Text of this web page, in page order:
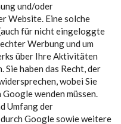
und/oder
Website. Eine solche
für nicht eingeloggte
Werbung und um
über Ihre Aktivitäten
haben das Recht, der
wobei Sie
wenden müssen.
Umfang der
Google sowie weitere